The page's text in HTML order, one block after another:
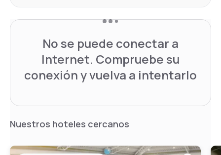
No se puede conectar a
Internet. Compruebe su
conexión y vuelva a intentarlo
Nuestros hoteles cercanos